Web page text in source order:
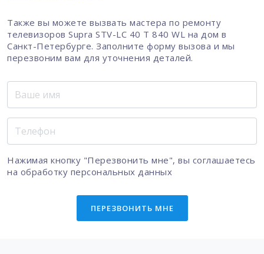
Также вы можете вызвать мастера по ремонту
телевизоров Supra STV-LC 40 T 840 WL на дом в
Санкт-Петербурге. Заполните форму вызова и мы
перезвоним вам для уточнения деталей.
Нажимая кнопку "Перезвонить мне", вы соглашаетесь
на обработку персональных данных
ПЕРЕЗВОНИТЬ МНЕ